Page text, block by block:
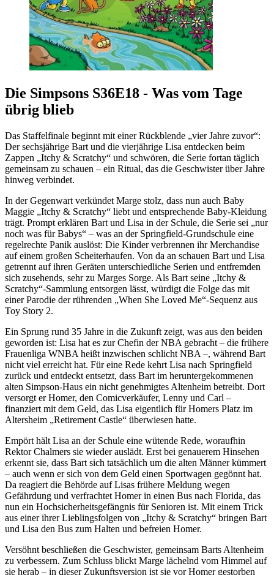
Die Simpsons S36E18 - Was vom Tage
übrig blieb
Das Staffelfinale beginnt mit einer Rückblende „vier Jahre zuvor“:
Der sechsjährige Bart und die vierjährige Lisa entdecken beim
Zappen „Itchy & Scratchy“ und schwören, die Serie fortan täglich
gemeinsam zu schauen – ein Ritual, das die Geschwister über Jahre
hinweg verbindet.
In der Gegenwart verkündet Marge stolz, dass nun auch Baby
Maggie „Itchy & Scratchy“ liebt und entsprechende Baby-Kleidung
trägt. Prompt erklären Bart und Lisa in der Schule, die Serie sei „nur
noch was für Babys“ – was an der Springfield-Grundschule eine
regelrechte Panik auslöst: Die Kinder verbrennen ihr Merchandise
auf einem großen Scheiterhaufen. Von da an schauen Bart und Lisa
getrennt auf ihren Geräten unterschiedliche Serien und entfremden
sich zusehends, sehr zu Marges Sorge. Als Bart seine „Itchy &
Scratchy“-Sammlung entsorgen lässt, würdigt die Folge das mit
einer Parodie der rührenden „When She Loved Me“-Sequenz aus
Toy Story 2.
Ein Sprung rund 35 Jahre in die Zukunft zeigt, was aus den beiden
geworden ist: Lisa hat es zur Chefin der NBA gebracht – die frühere
Frauenliga WNBA heißt inzwischen schlicht NBA –, während Bart
nicht viel erreicht hat. Für eine Rede kehrt Lisa nach Springfield
zurück und entdeckt entsetzt, dass Bart im heruntergekommenen
alten Simpson-Haus ein nicht genehmigtes Altenheim betreibt. Dort
versorgt er Homer, den Comicverkäufer, Lenny und Carl –
finanziert mit dem Geld, das Lisa eigentlich für Homers Platz im
Altersheim „Retirement Castle“ überwiesen hatte.
Empört hält Lisa an der Schule eine wütende Rede, woraufhin
Rektor Chalmers sie wieder auslädt. Erst bei genauerem Hinsehen
erkennt sie, dass Bart sich tatsächlich um die alten Männer kümmert
– auch wenn er sich von dem Geld einen Sportwagen gegönnt hat.
Da reagiert die Behörde auf Lisas frühere Meldung wegen
Gefährdung und verfrachtet Homer in einen Bus nach Florida, das
nun ein Hochsicherheitsgefängnis für Senioren ist. Mit einem Trick
aus einer ihrer Lieblingsfolgen von „Itchy & Scratchy“ bringen Bart
und Lisa den Bus zum Halten und befreien Homer.
Versöhnt beschließen die Geschwister, gemeinsam Barts Altenheim
zu verbessern. Zum Schluss blickt Marge lächelnd vom Himmel auf
sie herab – in dieser Zukunftsversion ist sie vor Homer gestorben